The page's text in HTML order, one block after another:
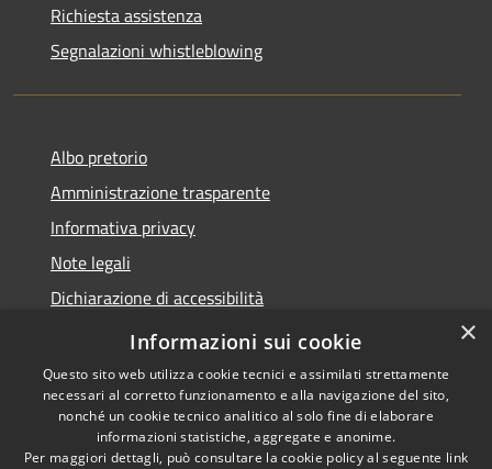
Richiesta assistenza
Segnalazioni whistleblowing
Albo pretorio
Amministrazione trasparente
Informativa privacy
Note legali
Dichiarazione di accessibilità
Meccanismo di Feedback
Copyright © 2026 • Comune di
×
Informazioni sui cookie
Questo sito web utilizza cookie tecnici e assimilati strettamente
necessari al corretto funzionamento e alla navigazione del sito,
nonché un cookie tecnico analitico al solo fine di elaborare
informazioni statistiche, aggregate e anonime.
Per maggiori dettagli, può consultare la cookie policy al seguente link